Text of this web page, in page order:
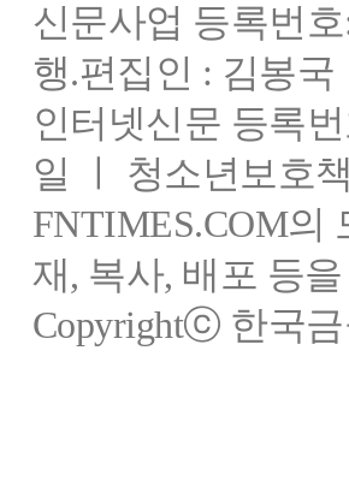
신문사업 등록번
행.편집인 : 김봉국
인터넷신문 등록
일 ㅣ 청소년보호
FNTIMES.COM의
재, 복사, 배포 등
Copyrightⓒ 한국금